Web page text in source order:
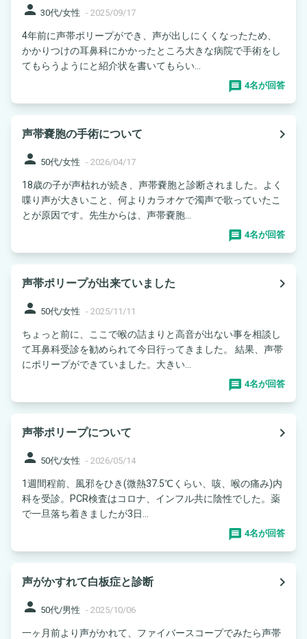
person 30代/女性 - 2025/09/17
4年前に声帯ポリープができ、声が出しにくくなったため、
かかりつけの耳鼻科にかかったところ大きな病院で手術をし
てもらうようにと紹介状を書いてもらい...
4名が回答
声帯嚢胞の手術について
navigate_next
person 50代/女性 - 2026/04/17
18歳の子が声枯れが続き、声帯嚢胞と診断されました。よく
喋り声が大きいこと、何よりカラオケで濁声で歌っていたこ
とが原因です。先生からは、声帯嚢胞...
4名が回答
声帯ポリープが出来ていました
navigate_next
person 50代/女性 - 2025/11/11
ちょっと前に、ここで喉の詰まりと高音が出ない事を相談し
て耳鼻科受診を勧められて今日行ってきました。 結果、声帯
にポリープができていました。大きい...
4名が回答
声帯ポリープについて
navigate_next
person 50代/女性 - 2026/05/14
1週間程前、風邪をひき(微熱37.5℃くらい、咳、喉の痛み)内
科を受診。PCR検査はコロナ、インフル共に陰性でした。薬
で一旦落ち着きましたが3日...
4名が回答
声がかすれて白板症と診断
navigate_next
person 50代/男性 - 2025/10/06
一ヶ月前より声がかれて、ファイバースコープでみたら声帯